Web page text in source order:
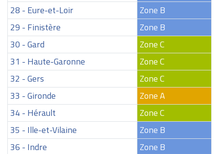
28 - Eure-et-Loir
Zone B
29 - Finistère
Zone B
30 - Gard
Zone C
31 - Haute-Garonne
Zone C
32 - Gers
Zone C
33 - Gironde
Zone A
34 - Hérault
Zone C
35 - Ille-et-Vilaine
Zone B
36 - Indre
Zone B